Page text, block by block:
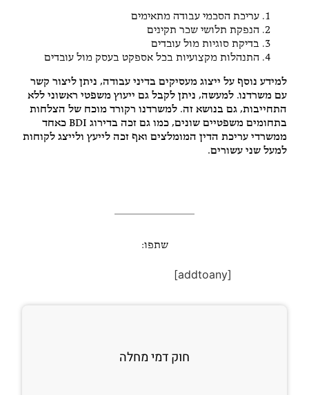
עריכת הסכמי עבודה מתאימים
הנפקת תלושי שכר תקינים
בדיקת סוגיות מול עובדים
התנהלות מקצועיות בכל אספקט בעסק מול עובדים
למידע נוסף על ייצוג מעסיקים בדיני עבודה, ניתן ליצור קשר
עם משרדנו. למעשה, ניתן לקבל גם ייעוץ משפטי ראשוני ללא
התחייבות, גם בנושא זה. למשרדנו רקורד מוכח של הצלחות
בתחומים משפטיים שונים, כמו גם זכה בדירוג BDI כאחד
ממשרדי עריכת הדין המומלצים ואף זכה לייעץ ולייצג לקוחות
למעל שני עשורים.
שתפו:
[addtoany]
חוק דמי מחלה